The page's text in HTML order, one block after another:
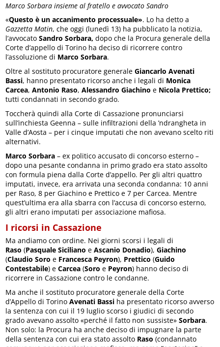
Marco Sorbara insieme al fratello e avvocato Sandro
«Questo è un accanimento processuale». Lo ha detto a
Gazzetta Matin, che oggi (lunedì 13) ha pubblicato la notizia,
l’avvocatoSandro Sorbara, dopo che la Procura generale della
Corte d’appello di Torino ha deciso di ricorrere contro
l’assoluzione di Marco Sorbara.
Oltre al sostituto procuratore generaleGiancarlo Avenati
Bassi, hanno presentato ricorso anche i legali di Monica
Carcea,Antonio Raso,Alessandro Giachino e Nicola Prettico;
tutti condannati in secondo grado.
Toccherà quindi alla Corte di Cassazione pronunciarsi
sull’inchiesta Geenna – sulle infiltrazioni della ’ndrangheta in
Valle d’Aosta – per i cinque imputati che non avevano scelto riti
alternativi.
Marco Sorbara – ex politico accusato di concorso esterno –
dopo una pesante condanna in primo grado era stato assolto
con formula piena dalla Corte d’appello. Per gli altri quattro
imputati, invece, era arrivata una seconda condanna: 10 anni
per Raso, 8 per Giachino e Prettico e 7 per Carcea. Mentre
quest’ultima era alla sbarra con l’accusa di concorso esterno,
gli altri erano imputati per associazione mafiosa.
I ricorsi in Cassazione
Ma andiamo con ordine. Nei giorni scorsi i legali di
Raso (Pasquale Siciliano eAscanio Donadio),Giachino
(Claudio Soro e Francesca Peyron), Prettico (Guido
Contestabile) e Carcea (Soro e Peyron) hanno deciso di
ricorrere in Cassazione contro le condanne.
Ma anche il sostituto procuratore generale della Corte
d’Appello di TorinoAvenati Bassi ha presentato ricorso avverso
la sentenza con cui il 19 luglio scorso i giudici di secondo
grado avevano assolto «perché il fatto non sussiste»Sorbara.
Non solo: la Procura ha anche deciso di impugnare la parte
della sentenza con cui era stato assolto Raso (condannato